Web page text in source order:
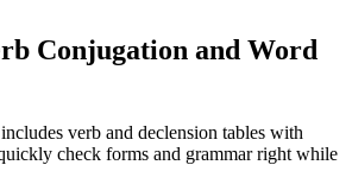
Conjugation and Word
verb and declension tables with
check forms and grammar right while